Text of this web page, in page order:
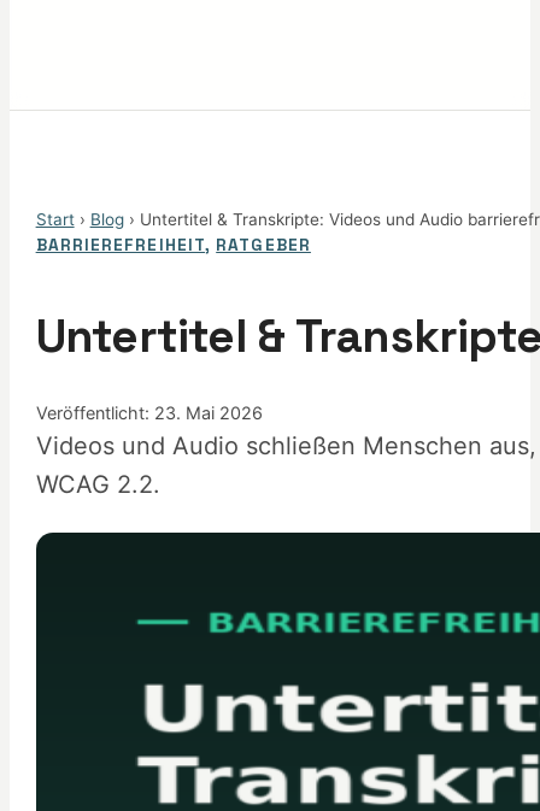
Start› Blog› Untertitel & Transkripte: Videos und Audio
BARRIEREFREIHEIT, RATGEBER
Untertitel &
Veröffentlicht: 23. Mai 2026
Videos und Audio schließen Menschen
WCAG 2.2.